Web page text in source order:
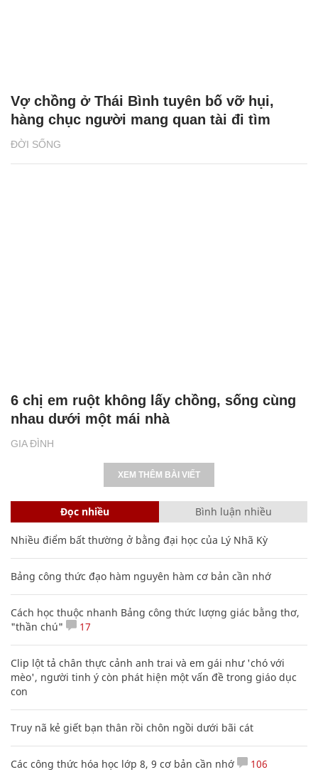
ĐỜI SỐNG
Vợ chồng ở Thái Bình tuyên bố vỡ hụi,
hàng chục người mang quan tài đi tìm
GIA ĐÌNH
6 chị em ruột không lấy chồng, sống cùng
nhau dưới một mái nhà
XEM THÊM BÀI VIẾT
Đọc nhiều Bình luận nhiều
Nhiều điểm bất thường ở bằng đại học của Lý Nhã Kỳ
Bảng công thức đạo hàm nguyên hàm cơ bản cần nhớ
Cách học thuộc nhanh Bảng công thức lượng giác bằng thơ,
"thần chú"
17
Clip lột tả chân thực cảnh anh trai và em gái như 'chó với
mèo', người tinh ý còn phát hiện một vấn đề trong giáo dục
con
Truy nã kẻ giết bạn thân rồi chôn ngồi dưới bãi cát
Các công thức hóa học lớp 8, 9 cơ bản cần nhớ 106